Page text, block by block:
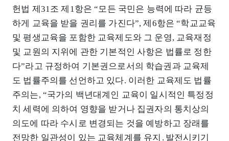
헌법 제31조 제1항은 “모든 국민은 능력에 따라 균등
하게 교육을 받을 권리를 가진다”, 제6항은 “학교교육
및 평생교육을 포함한 교육제도와 그 운영, 교육재정
및 교원의 지위에 관한 기본적인 사항은 법률로 정한
다”라고 규정하여 기본권으로서의 학습권과 교육제
도 법률주의를 선언하고 있다. 이러한 교육제도 법률
주의는, “국가의 백년대계인 교육이 일시적인 특정정
치 세력에 의하여 영향을 받거나 집권자의 통치상의
의도에 따라 수시로 변경되는 것을 예방하고 장래를
전망한 일관성이 있는 교육체계를 유지․발전시키기